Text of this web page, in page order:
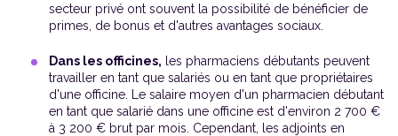
secteur privé ont souvent la possibilité de bénéficier de
primes, de bonus et d'autres avantages sociaux.
Dans les officines, les pharmaciens débutants peuvent
travailler en tant que salariés ou en tant que propriétaires
d'une officine. Le salaire moyen d'un pharmacien débutant
en tant que salarié dans une officine est d'environ 2 700 €
à 3 200 € brut par mois. Cependant, les adjoints en